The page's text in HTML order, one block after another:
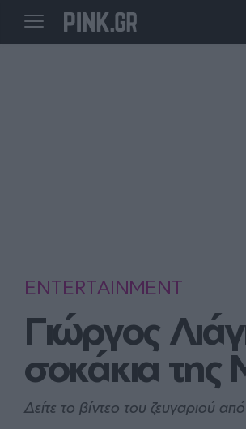
ENTERTAINMENT
Γιώργος
σοκάκια της
Δείτε το βίντεο του ζευγαριού